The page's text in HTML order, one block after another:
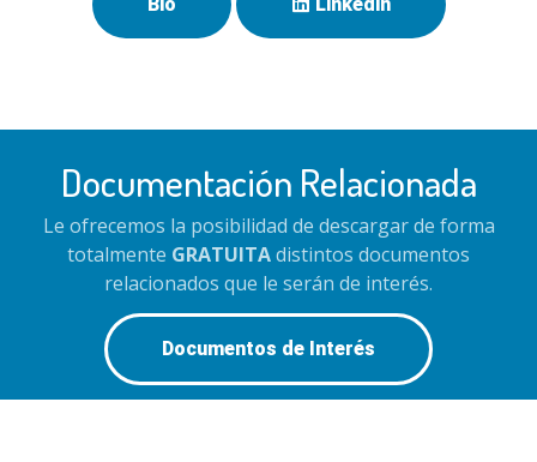
Documentación Relacionada
Le ofrecemos la posibilidad de descargar de forma
totalmente GRATUITAdistintos documentos
relacionados que le serán de interés.
Documentos de Interés